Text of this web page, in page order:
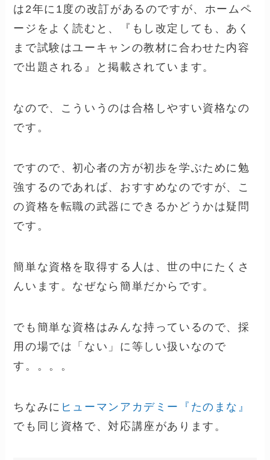
は2年に1度の改訂があるのですが、ホームペ
ージをよく読むと、『もし改定しても、あく
まで試験はユーキャンの教材に合わせた内容
で出題される』と掲載されています。
なので、こういうのは合格しやすい資格なの
です。
ですので、初心者の方が初歩を学ぶために勉
強するのであれば、おすすめなのですが、こ
の資格を転職の武器にできるかどうかは疑問
です。
簡単な資格を取得する人は、世の中にたくさ
んいます。なぜなら簡単だからです。
でも簡単な資格はみんな持っているので、採
用の場では「ない」に等しい扱いなので
す。。。。
ちなみに ヒューマンアカデミー『たのまな』
でも同じ資格で、対応講座があります。